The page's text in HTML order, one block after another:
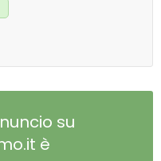
su
è